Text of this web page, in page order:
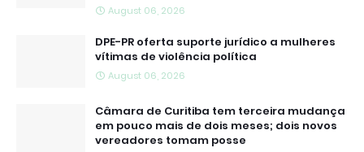
August 06, 2026
DPE-PR oferta suporte jurídico a mulheres
vítimas de violência política
August 06, 2026
Câmara de Curitiba tem terceira mudança
em pouco mais de dois meses; dois novos
vereadores tomam posse